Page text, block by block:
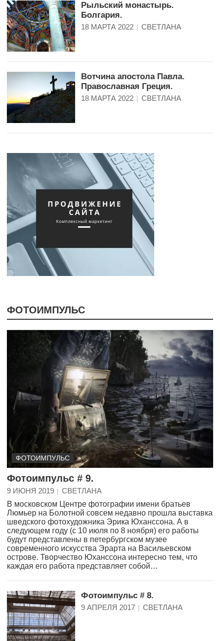
Рыльский монастырь.
Болгария.
18 МАРТА 2022 СВЕТЛАНА
Вотчина апостола Павла.
Православная Греция.
18 МАРТА 2022 СВЕТЛАНА
ФОТОИМПУЛЬС
ФОТОИМПУЛЬС
Фотоимпульс # 9.
9 ИЮНЯ 2019
СВЕТЛАНА
В московском Центре фотографии имени братьев
Люмьер на Болотной совсем недавно прошла выставка
шведского фотохудожника Эрика Юханссона. А в
следующем году (с 10 июля по 8 ноября) его работы
будут представлены в петербургском музее
современного искусства Эрарта на Васильевском
острове. Творчество Юханссона интересно тем, что
каждая его работа представляет собой…
Фотоимпульс # 8.
9 АПРЕЛЯ 2017 СВЕТЛАНА